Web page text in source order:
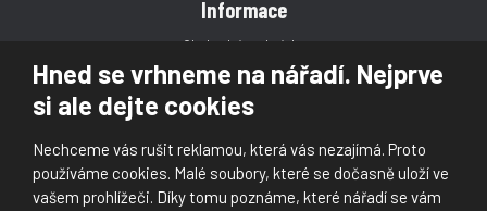
Hned se vrhneme na nářadí. Nejprve
si ale dejte cookies
Nechceme vás rušit reklamou, která vás nezajímá. Proto
používáme cookies. Malé soubory, které se dočasně uloží ve
vašem prohlížeči. Díky tomu poznáme, které nářadí se vám
Informace
Obchodní podmínky
Reklamace
Magazín
Kontakt